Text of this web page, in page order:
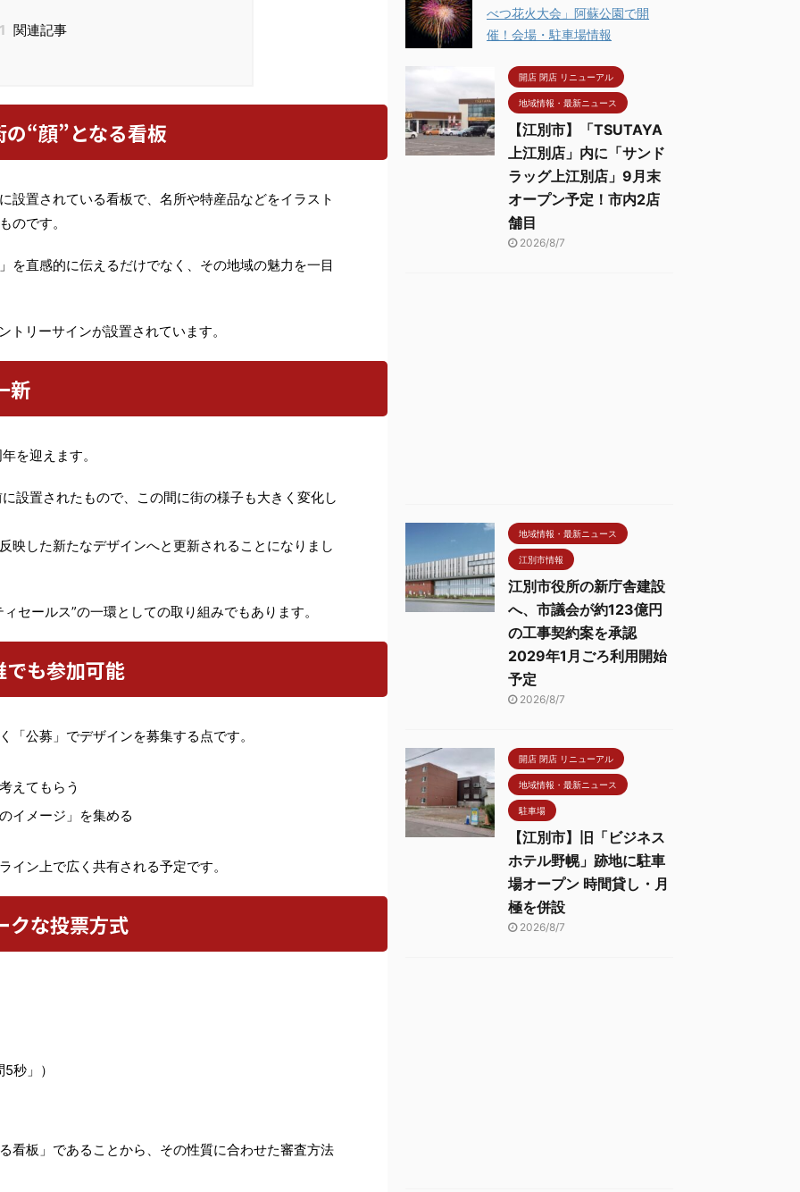
関連記事
“顔”となる看板
設置されている看板で、名所や特産品などをイラスト
のです。
を直感的に伝えるだけでなく、その地域の魅力を一目
トリーサインが設置されています。
新
を迎えます。
設置されたもので、この間に街の様子も大きく変化し
映した新たなデザインへと更新されることになりまし
セールス”の一環としての取り組みでもあります。
も参加可能
公募」でデザインを募集する点です。
えてもらう
イメージ」を集める
イン上で広く共有される予定です。
な投票方式
秒」）
看板」であることから、その性質に合わせた審査方法
べつ花火大会」阿蘇公園で開
催！会場・駐車場情報
開店 閉店 リニューアル
地域情報・最新ニュース
【江別市】「TSUTAYA
上江別店」内に「サンド
ラッグ上江別店」9月末
オープン予定！市内2店
舗目
2026/8/7
地域情報・最新ニュース
江別市情報
江別市役所の新庁舎建設
へ、市議会が約123億円
の工事契約案を承認
2029年1月ごろ利用開始
予定
2026/8/7
開店 閉店 リニューアル
地域情報・最新ニュース
駐車場
【江別市】旧「ビジネス
ホテル野幌」跡地に駐車
場オープン 時間貸し・月
極を併設
2026/8/7